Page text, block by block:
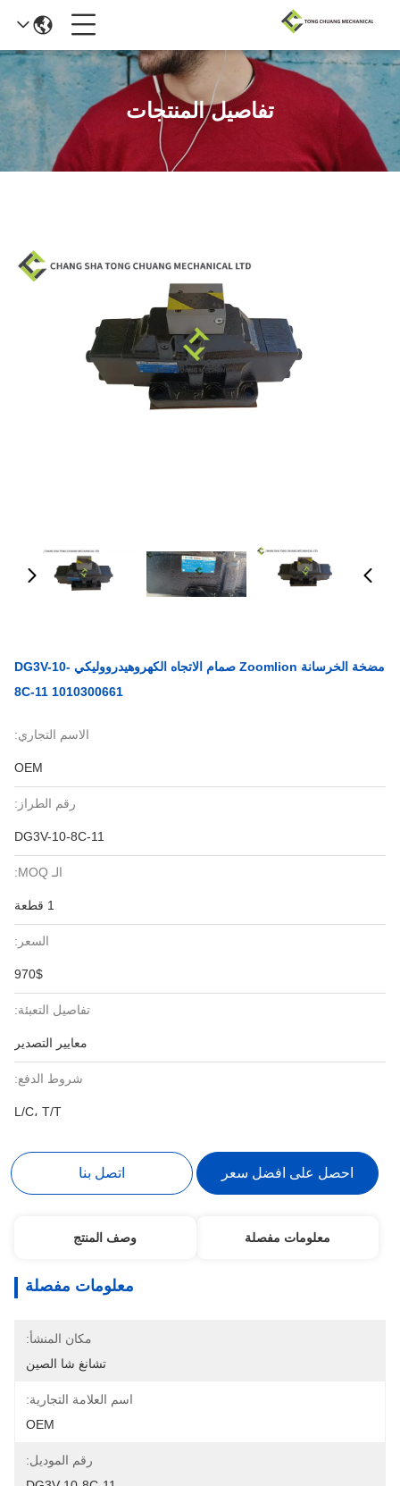
تفاصيل المنتجات
مضخة الخرسانة Zoomlion صمام الاتجاه الكهروهيدرووليكي DG3V-10-
8C-11 1010300661
الاسم التجاري:
OEM
رقم الطراز:
DG3V-10-8C-11
الـ MOQ:
1 قطعة
السعر:
970$
تفاصيل التعبئة:
معايير التصدير
شروط الدفع:
L/C، T/T
احصل على افضل سعر اتصل بنا
معلومات مفصلة وصف المنتج
معلومات مفصلة
مكان المنشأ:
تشانغ شا الصين
اسم العلامة التجارية:
OEM
رقم الموديل: